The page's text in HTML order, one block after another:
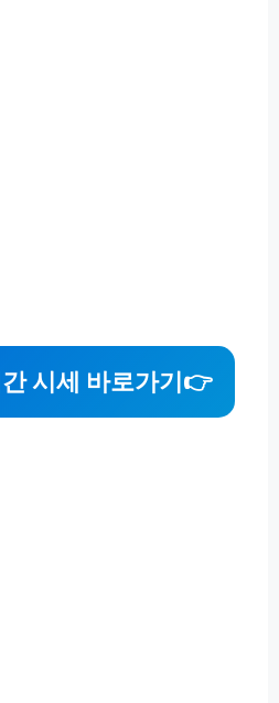
시세 바로가기👉